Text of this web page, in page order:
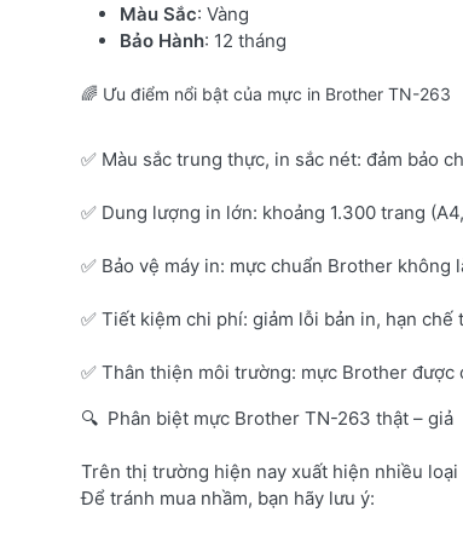
Màu Sắc: Vàng
Bảo Hành: 12 tháng
🌈 Ưu điểm nổi bật của mực in Brother TN-263
✅ Màu sắc trung thực, in sắc nét: đảm bảo
✅ Dung lượng in lớn: khoảng 1.300 trang
✅ Bảo vệ máy in: mực chuẩn Brother
✅ Tiết kiệm chi phí: giảm lỗi bản in, hạn
✅ Thân thiện môi trường: mực Brother được
🔍 Phân biệt mực Brother TN-263 thật – giả
Trên thị trường hiện nay xuất hiện nhiều
Để tránh mua nhầm, bạn hãy lưu ý: